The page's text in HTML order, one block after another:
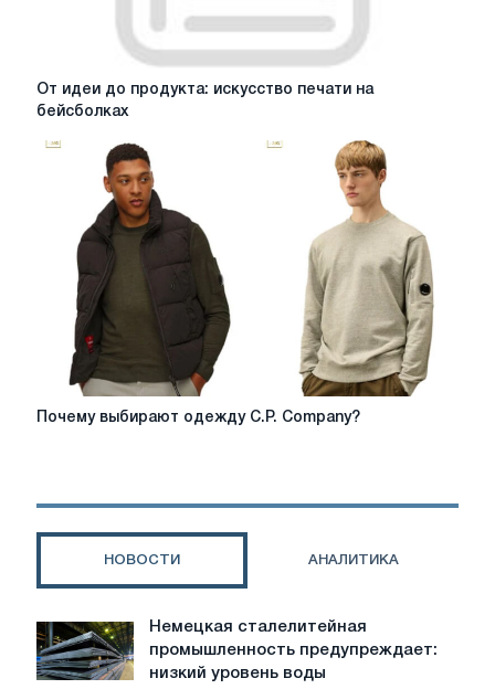
От
идеи
продукта:
искусство
бейсболках
От идеи до продукта: искусство печати на
бейсболках
Почему
Company?
Почему выбирают одежду C.P. Company?
НОВОСТИ АНАЛИТИКА
Немецкая
сталелитейная
промышленность
Немецкая сталелитейная
промышленность предупреждает:
низкий уровень воды